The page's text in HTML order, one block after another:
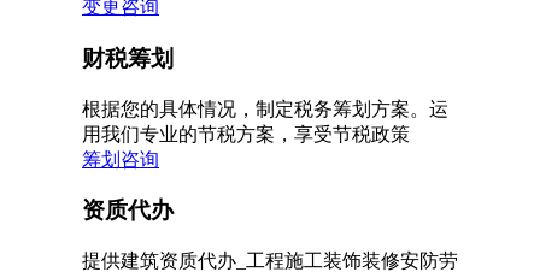
变更咨询
财税筹划
根据您的具体情况，制定税务筹划方案。运
用我们专业的节税方案，享受节税政策
筹划咨询
资质代办
提供建筑资质代办_工程施工装饰装修安防劳